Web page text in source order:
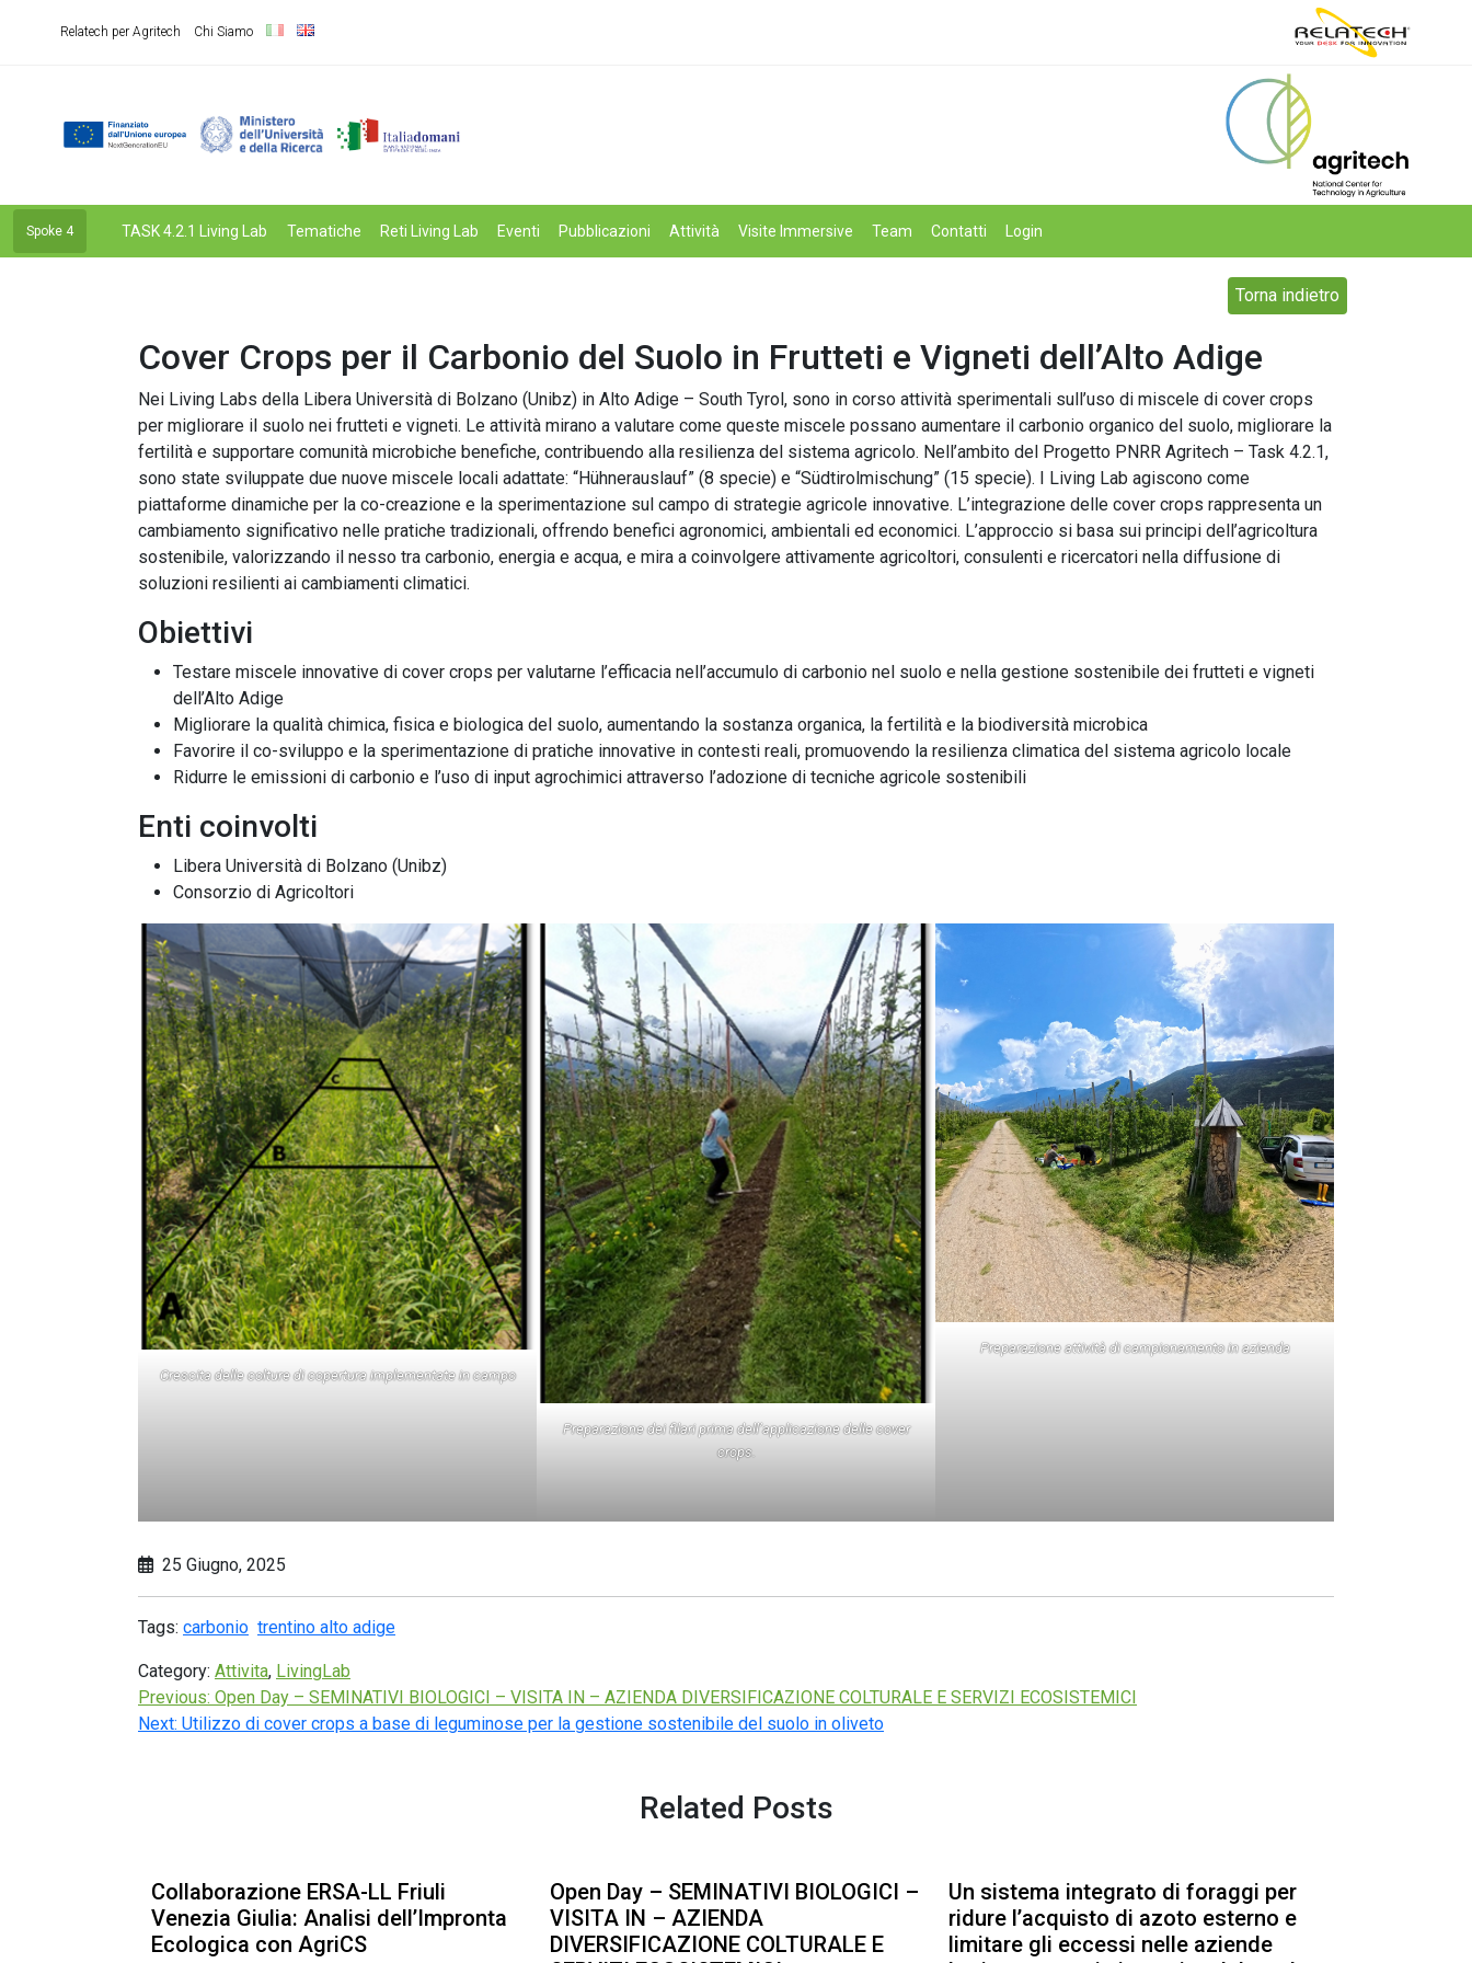
Relatech per Agritech Chi Siamo
Spoke 4 TASK 4.2.1 Living Lab Tematiche Reti Living Lab Eventi Pubblicazioni Attività Visite Immersive Team Contatti Login
Torna indietro
Cover Crops per il Carbonio del Suolo in Frutteti e Vigneti dell’Alto Adige
Nei Living Labs della Libera Università di Bolzano (Unibz) in Alto Adige – South Tyrol, sono in corso attività sperimentali sull’uso di miscele di cover crops
per migliorare il suolo nei frutteti e vigneti. Le attività mirano a valutare come queste miscele possano aumentare il carbonio organico del suolo, migliorare la
fertilità e supportare comunità microbiche benefiche, contribuendo alla resilienza del sistema agricolo. Nell’ambito del Progetto PNRR Agritech – Task 4.2.1,
sono state sviluppate due nuove miscele locali adattate: “Hühnerauslauf” (8 specie) e “Südtirolmischung” (15 specie). I Living Lab agiscono come
piattaforme dinamiche per la co-creazione e la sperimentazione sul campo di strategie agricole innovative. L’integrazione delle cover crops rappresenta un
cambiamento significativo nelle pratiche tradizionali, offrendo benefici agronomici, ambientali ed economici. L’approccio si basa sui principi dell’agricoltura
sostenibile, valorizzando il nesso tra carbonio, energia e acqua, e mira a coinvolgere attivamente agricoltori, consulenti e ricercatori nella diffusione di
soluzioni resilienti ai cambiamenti climatici.
Obiettivi
Testare miscele innovative di cover crops per valutarne l’efficacia nell’accumulo di carbonio nel suolo e nella gestione sostenibile dei frutteti e vigneti
dell’Alto Adige
Migliorare la qualità chimica, fisica e biologica del suolo, aumentando la sostanza organica, la fertilità e la biodiversità microbica
Favorire il co-sviluppo e la sperimentazione di pratiche innovative in contesti reali, promuovendo la resilienza climatica del sistema agricolo locale
Ridurre le emissioni di carbonio e l’uso di input agrochimici attraverso l’adozione di tecniche agricole sostenibili
Enti coinvolti
Libera Università di Bolzano (Unibz)
Consorzio di Agricoltori
Crescita delle colture di copertura implementate in campo
Preparazione dei filari prima dell’applicazione delle cover
crops.
Preparazione attività di campionamento in azienda
25 Giugno, 2025
Tags: carbonio trentino alto adige
Category: Attivita, LivingLab
Previous: Open Day – SEMINATIVI BIOLOGICI – VISITA IN – AZIENDA DIVERSIFICAZIONE COLTURALE E SERVIZI ECOSISTEMICI
Next: Utilizzo di cover crops a base di leguminose per la gestione sostenibile del suolo in oliveto
Related Posts
Collaborazione ERSA-LL Friuli
Venezia Giulia: Analisi dell’Impronta
Ecologica con AgriCS
Open Day – SEMINATIVI BIOLOGICI –
VISITA IN – AZIENDA
DIVERSIFICAZIONE COLTURALE E
Un sistema integrato di foraggi per
ridure l’acquisto di azoto esterno e
limitare gli eccessi nelle aziende